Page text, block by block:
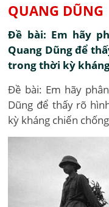
QUANG DŨNG
Đề bài: Em hãy
Quang Dũng để
trong thời kỳ
Đề bài: Em hãy
Dũng để thấy rõ
kỳ kháng chiến